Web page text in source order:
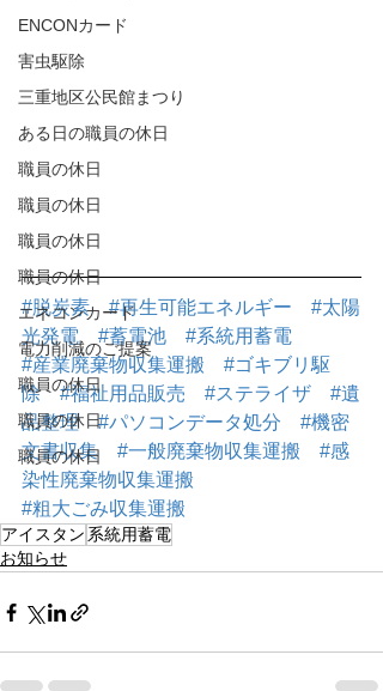
ENCONカード
害虫駆除
三重地区公民館まつり
ある日の職員の休日
職員の休日
職員の休日
職員の休日
職員の休日
エネコンカード
電力削減のご提案
職員の休日
職員の休日
職員の休日
#脱炭素 #再生可能エネルギー
#太陽
光発電
#蓄電池
#系統用蓄電
#産業廃棄物収集運搬
#ゴキブリ駆
除
#福祉用品販売 #ステライザ
#遺
品整理
#パソコンデータ処分
#機密
文書収集
#一般廃棄物収集運搬
#感
染性廃棄物収集運搬
#粗大ごみ収集運搬
アイスタン 系統用蓄電
お知らせ